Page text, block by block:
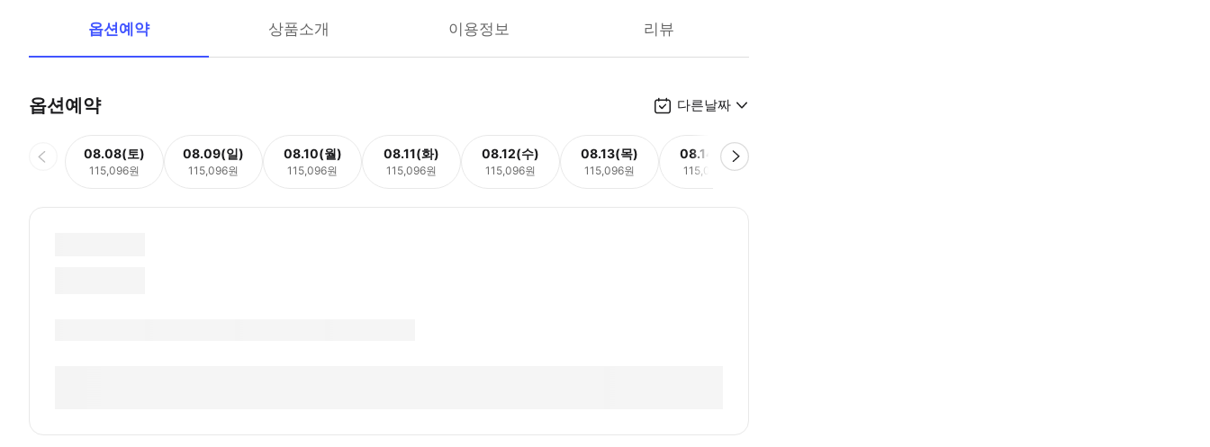
옵션예약 상품소개 이용정보 리뷰
옵션예약 다른날짜
08.08(토)
115,096원
08.09(일)
115,096원
08.10(월)
115,096원
08.11(화)
115,096원
08.12(수)
115,096원
08.13(목)
115,096원
08.14(금)
115,096원